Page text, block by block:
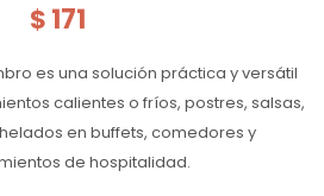
$ 171
es una solución práctica y versátil
calientes o fríos, postres, salsas,
en buffets, comedores y
de hospitalidad.